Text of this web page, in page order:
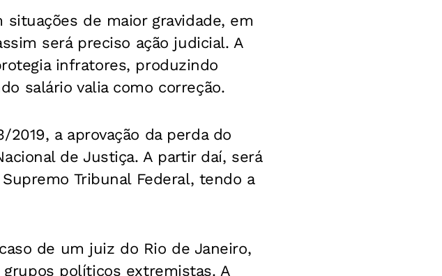
de maior gravidade, em
será preciso ação judicial. A
infratores, produzindo
salário valia como correção.
2019, a aprovação da perda do
de Justiça. A partir daí, será
Tribunal Federal, tendo a
de um juiz do Rio de Janeiro,
políticos extremistas. A